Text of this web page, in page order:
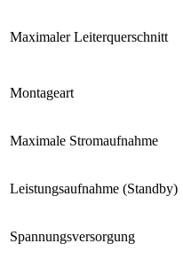
Maximaler Leiterquerschnitt
Montageart
Maximale Stromaufnahme
Leistungsaufnahme (Standby)
Spannungsversorgung